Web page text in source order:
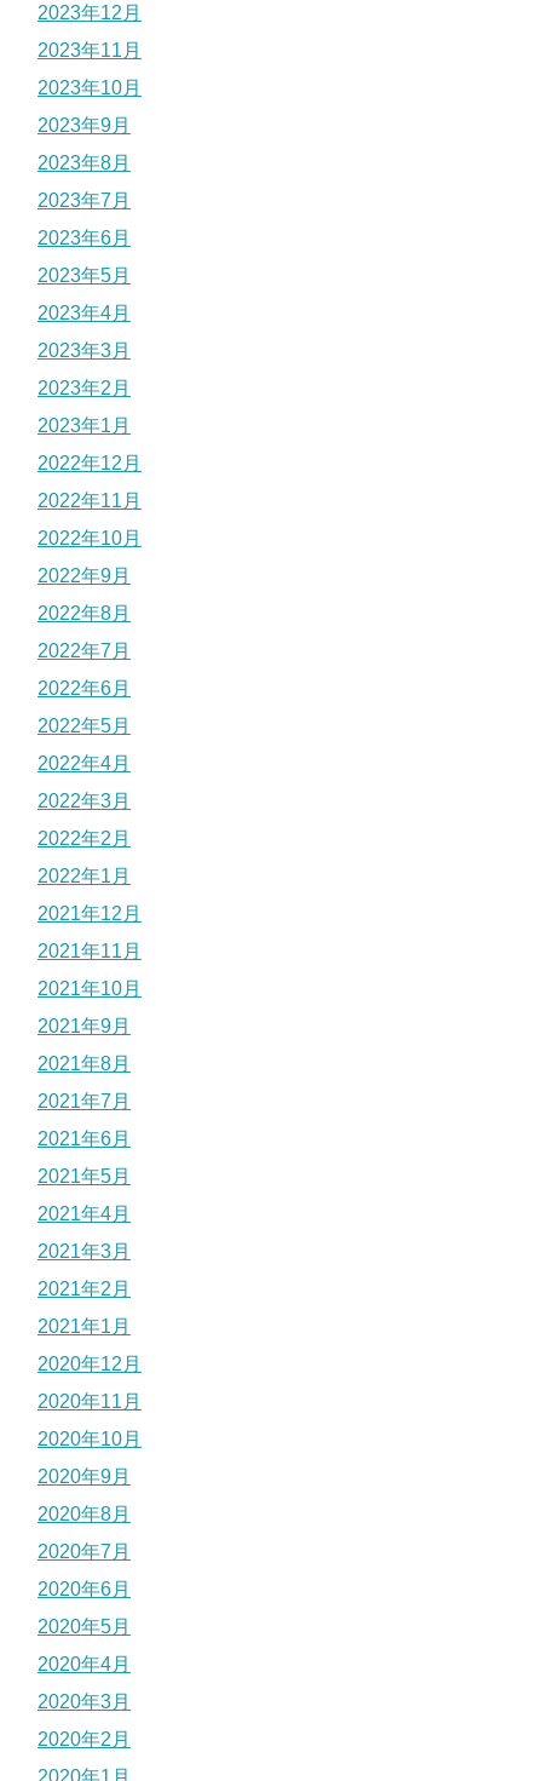
2023年12月
2023年11月
2023年10月
2023年9月
2023年8月
2023年7月
2023年6月
2023年5月
2023年4月
2023年3月
2023年2月
2023年1月
2022年12月
2022年11月
2022年10月
2022年9月
2022年8月
2022年7月
2022年6月
2022年5月
2022年4月
2022年3月
2022年2月
2022年1月
2021年12月
2021年11月
2021年10月
2021年9月
2021年8月
2021年7月
2021年6月
2021年5月
2021年4月
2021年3月
2021年2月
2021年1月
2020年12月
2020年11月
2020年10月
2020年9月
2020年8月
2020年7月
2020年6月
2020年5月
2020年4月
2020年3月
2020年2月
2020年1月